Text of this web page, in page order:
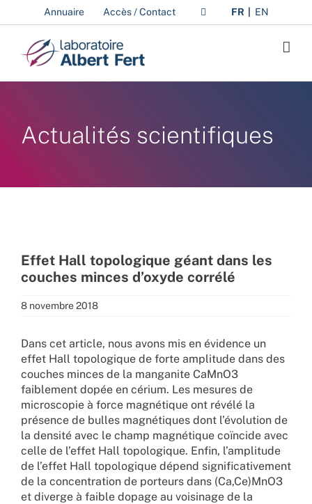
au
contenu
Annuaire Accès / Contact FR EN
Actualités scientifiques
Effet Hall topologique géant dans les
couches minces d’oxyde corrélé
8 novembre 2018
Dans cet article, nous avons mis en évidence un
effet Hall topologique de forte amplitude dans des
couches minces de la manganite CaMnO3
faiblement dopée en cérium. Les mesures de
microscopie à force magnétique ont révélé la
présence de bulles magnétiques dont l’évolution de
la densité avec le champ magnétique coïncide avec
celle de l’effet Hall topologique. Enfin, l’amplitude
de l’effet Hall topologique dépend significativement
de la concentration de porteurs dans (Ca,Ce)MnO3
et diverge à faible dopage au voisinage de la